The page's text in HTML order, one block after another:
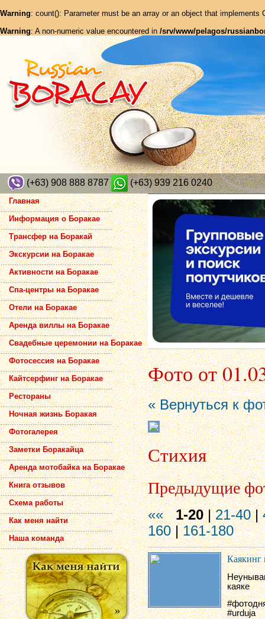
Warning: count(): Parameter must be an array or an object that implements
Warning: A non-numeric value encountered in /srv/www/pelagos/
(+63) 908 888 8787 (+63) 939 216 0240
Главная
Информация о Боракае
Трансфер на Боракай
Экскурсии на Боракае
Активности на Боракае
Спа-центры на Боракае
Отели на Боракае
Аренда виллы на Боракае
Свадебные церемонии на Боракае
Фотосессия на Боракае
Кайтсерфинг на Боракае
Рестораны
Ночная жизнь Боракая
Фотогалерея
Заметки Боракайца
Аренда мотобайка на Боракае
Книга отзывов
Схема работы
Как меня найти
Наша команда
Фото от
« Вернуться к
Стихия
Предыдущие
«« 1-20|21-40|
160|161-180
Каякинг
каяке
#urduja